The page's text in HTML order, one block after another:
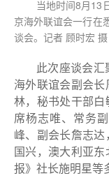
当地时间8月13
京海外联谊会一行在
谈会。记者 顾时宏 摄
此次座谈会
海外联谊会副会
林，秘书处干部
席杨志唯、常务
峰、副会长詹志
国兴，澳大利亚
报》社长施明星等